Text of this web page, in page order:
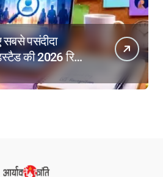
सबसे पसंदीदा
की 2026 रिपोर्ट